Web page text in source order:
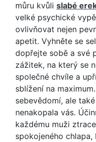
můru kvůli slabé
velké psychické
ovlivňovat nejen
apetit. Vyhněte se
dopřejte sobě a své
zážitek, na který se
společné chvíle a
sblížení na
sebevědomí, ale
nenakopala vás.
každému muži
spokojeného